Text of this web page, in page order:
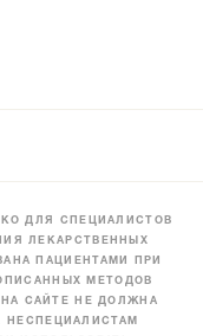
ДЛЯ СПЕЦИАЛИСТОВ
ЛЕКАРСТВЕННЫХ
ПАЦИЕНТАМИ ПРИ
МЕТОДОВ
САЙТЕ НЕ ДОЛЖНА
НЕСПЕЦИАЛИСТАМ